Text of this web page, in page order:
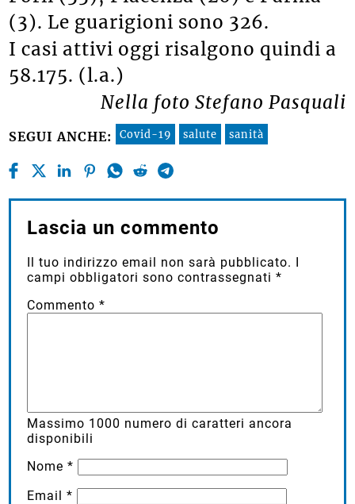
(3). Le guarigioni sono 326.
I casi attivi oggi risalgono quindi a
58.175. (l.a.)
Nella foto Stefano Pasquali
SEGUI ANCHE: Covid-19 salute sanità
Lascia un commento
Il tuo indirizzo email non sarà pubblicato. I
campi obbligatori sono contrassegnati*
Commento*
Massimo 1000 numero di caratteri ancora
disponibili
Nome*
Email*